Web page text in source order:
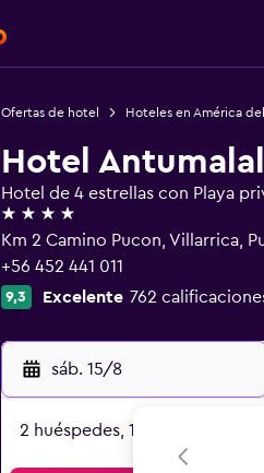
Ofertas de hotel Hoteles en América
Hotel Antumalal
Hotel de 4 estrellas con Playa
4 estrellas
Km 2 Camino Pucon, Villarrica,
+56 452 441 011
9,3 Excelente 762
sáb. 15/8
2 huéspedes, 1 habitación